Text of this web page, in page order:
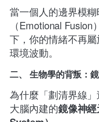
當一個人的邊界模
（Emotional
下，你的情緒不再
環境波動。
二、 生物學的背叛：
為什麼「劃清界線
大腦內建的鏡像神